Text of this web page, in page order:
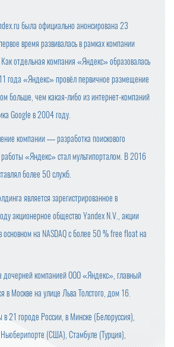
была официально анонсирована 23
время развивалась в рамках компании
отдельная компания «Яндекс» образовалась
года «Яндекс» провёл первичное размещение
больше, чем какая-либо из интернет-компаний
Google в 2004 году.
компании — разработка поискового
«Яндекс» стал мультипорталом. В 2016
более 50 служб.
является зарегистрированное в
акционерное общество Yandex N.V., акции
основном на NASDAQ с более 50 % free float на
дочерней компанией ООО «Яндекс», главный
в Москве на улице Льва Толстого, дом 16.
21 городе России, в Минске (Белоруссия),
(США), Стамбуле (Турция),